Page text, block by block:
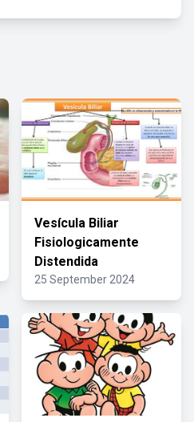
Vesícula Biliar
Fisiologicamente
Distendida
25 September 2024